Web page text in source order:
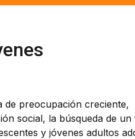
de preocupación creciente,
social, la búsqueda de un
y jóvenes adultos